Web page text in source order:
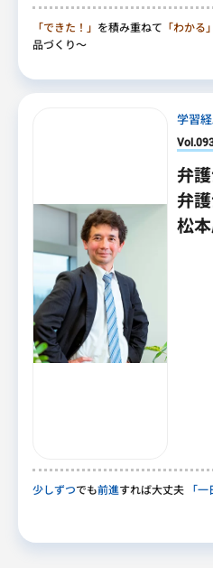
「できた！」 を積み重ねて 「わかる」
品づくり～
学習
弁
弁
松
少しずつでも前進すれば大丈夫 「